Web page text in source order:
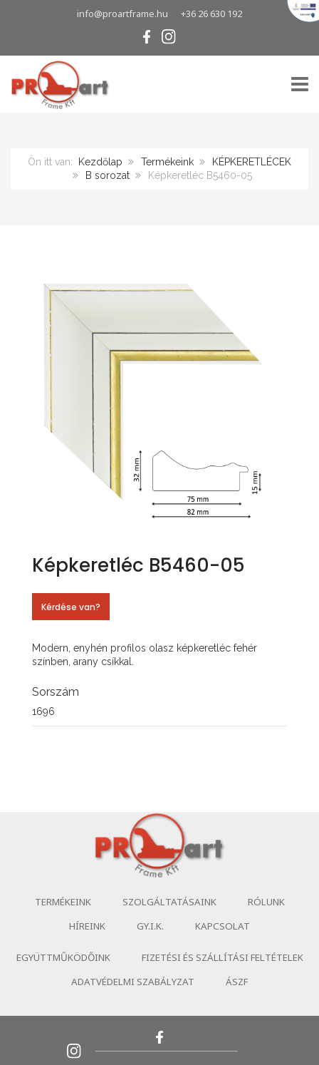
info@proartframe.hu +36 26 630 192
Ön itt van: Kezdőlap Termékeink
KÉPKERETLÉCEK
B sorozat
Képkeretléc B5460-05
Képkeretléc B5460-05
Kérdése van?
Modern, enyhén profilos olasz képkeretléc fehér
színben, arany csíkkal.
Sorszám
1696
TERMÉKEINK SZOLGÁLTATÁSAINK
RÓLUNK
HÍREINK
GY.I.K. KAPCSOLAT
EGYÜTTMŰKÖDŐINK
FIZETÉSI ÉS SZÁLLÍTÁSI FELTÉTELEK
ADATVÉDELMI SZABÁLYZAT
ÁSZF